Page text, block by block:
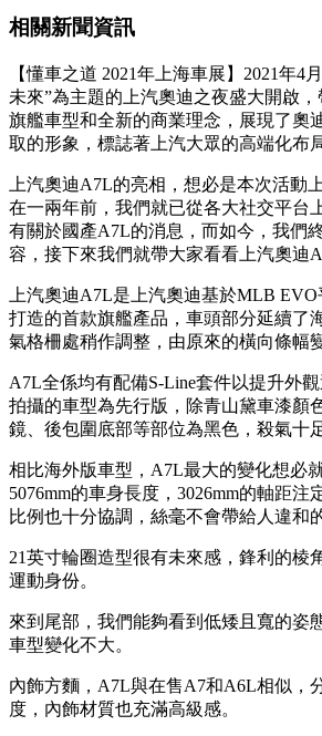
相關新聞資訊
【懂車之道 2021年上海車展】2021年4
未來”為主題的上汽奧迪之夜盛大開啟
旗艦車型和全新的商業理念，展現了奧
取的形象，標誌著上汽大眾的高端化布
上汽奧迪A7L的亮相，想必是本次活動
在一兩年前，我們就已從各大社交平台
有關於國產A7L的消息，而如今，我們
容，接下來我們就帶大家看看上汽奧迪
上汽奧迪A7L是上汽奧迪基於MLB
打造的首款旗艦產品，車頭部分延續了
氣格柵處稍作調整，由原來的橫向條幅
A7L全係均有配備S-Line套件以提升外
拍攝的車型為先行版，除青山黛車漆顏
鏡、後包圍底部等部位為黑色，殺氣十足
相比海外版車型，A7L最大的變化想必
5076mm的車身長度，3026mm的軸距
比例也十分協調，絲毫不會帶給人違和
21英寸輪圈造型很有未來感，鋒利的棱
運動身份。
來到尾部，我們能夠看到低矮且寬的姿
車型變化不大。
內飾方麵，A7L與在售A7和A6L相似，
度，內飾材質也充滿高級感。